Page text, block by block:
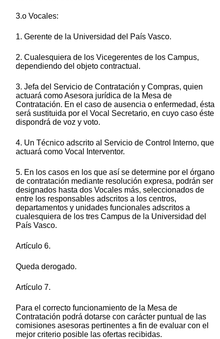
3.o Vocales:
1. Gerente de la Universidad del País Vasco.
2. Cualesquiera de los Vicegerentes de los Campus,
dependiendo del objeto contractual.
3. Jefa del Servicio de Contratación y Compras, quien
actuará como Asesora jurídica de la Mesa de
Contratación. En el caso de ausencia o enfermedad, ésta
será sustituida por el Vocal Secretario, en cuyo caso éste
dispondrá de voz y voto.
4. Un Técnico adscrito al Servicio de Control Interno, que
actuará como Vocal Interventor.
5. En los casos en los que así se determine por el órgano
de contratación mediante resolución expresa, podrán ser
designados hasta dos Vocales más, seleccionados de
entre los responsables adscritos a los centros,
departamentos y unidades funcionales adscritos a
cualesquiera de los tres Campus de la Universidad del
País Vasco.
Artículo 6.
Queda derogado.
Artículo 7.
Para el correcto funcionamiento de la Mesa de
Contratación podrá dotarse con carácter puntual de las
comisiones asesoras pertinentes a fin de evaluar con el
mejor criterio posible las ofertas recibidas.